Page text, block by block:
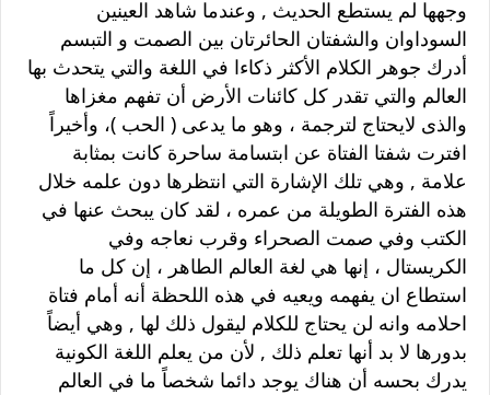
وجهها لم يستطع الحديث , وعندما شاهد العينين
السوداوان والشفتان الحائرتان بين الصمت و التبسم
أدرك جوهر الكلام الأكثر ذكاءا في اللغة والتي يتحدث بها
العالم والتي تقدر كل كائنات الأرض أن تفهم مغزاها
والذى لايحتاج لترجمة ، وهو ما يدعى ( الحب )، وأخيراً
افترت شفتا الفتاة عن ابتسامة ساحرة كانت بمثابة
علامة , وهي تلك الإشارة التي انتظرها دون علمه خلال
هذه الفترة الطويلة من عمره ، لقد كان يبحث عنها في
الكتب وفي صمت الصحراء وقرب نعاجه وفي
الكريستال ، إنها هي لغة العالم الطاهر ، إن كل ما
استطاع ان يفهمه ويعيه في هذه اللحظة أنه أمام فتاة
احلامه وانه لن يحتاج للكلام ليقول ذلك لها , وهي أيضاً
بدورها لا بد أنها تعلم ذلك , لأن من يعلم اللغة الكونية
يدرك بحسه أن هناك يوجد دائما شخصاً ما في العالم